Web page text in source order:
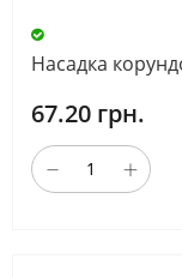
Насадка
67.20 грн.